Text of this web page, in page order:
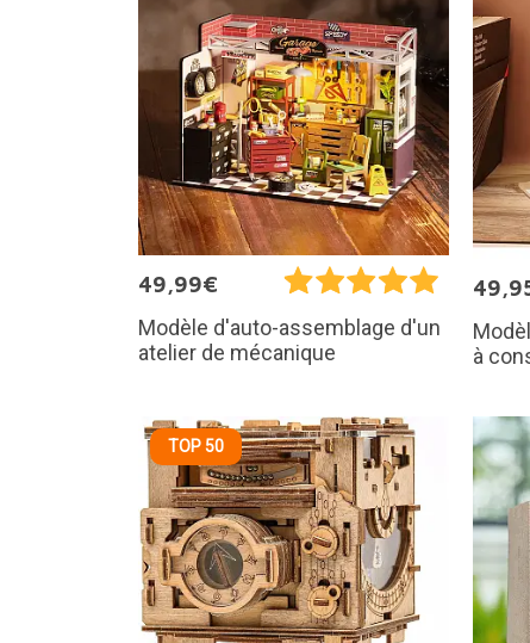
49,99€
Modèle d'auto-assemblage d'un
atelier de mécanique
à
TOP 50